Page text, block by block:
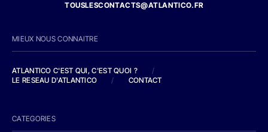
TOUSLESCONTACTS@ATLANTICO.FR
MIEUX NOUS CONNAITRE
ATLANTICO C'EST QUI, C'EST QUOI ?
/
LE RESEAU D'ATLANTICO
/ CONTACT
CATEGORIES